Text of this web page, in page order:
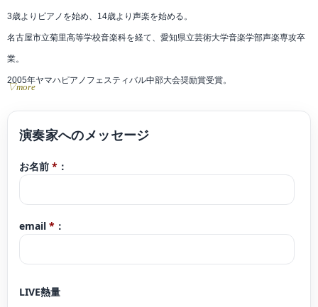
で演奏。
2019年Opera Classica Europaにオーケストラメンバーとして参加し渡独。
これまでにヴァイオリンを長友野慈呼、福本泰之、林茂子、D.ノーラン、辻井
の各氏に師事。
室内楽やオーケストラではヴィオラ奏者としても活動。現在は東海地方を中心
山田弦楽四重奏団、Trio Enchantメンバー。春日井市若手音楽家支援事業第3期
登録アーティスト。録音専門オーケストラgaQdanに所属。
3歳よりピアノを始め、14歳より声楽を始める。
名古屋市立菊里高等学校音楽科を経て、愛知県立芸術大学音楽学部声楽専攻卒
業。
2005年ヤマハピアノフェスティバル中部大会奨励賞受賞。
現在はボイストレーナーとして活動する他、レストランやラウンジ、ブライダ
ルシーンやパーティー演奏などの活動も多岐に渡り行なっている。
ャンルでも演奏を行なうだけでなく、クラシック伴奏を務めるなど多才に演奏
活動を行っている。
師事。
▽more
お名前 * ：
email * ：
LIVE熱量